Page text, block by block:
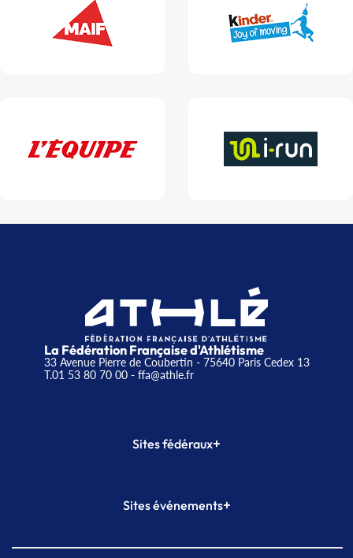
La Fédération Française d'Athlétisme
33 Avenue Pierre de Coubertin - 75640 Paris Cedex 13
T.01 53 80 70 00- ffa@athle.fr
Sites fédéraux+
Plateforme Formation
Sites événements+
Meeting de Paris indoor